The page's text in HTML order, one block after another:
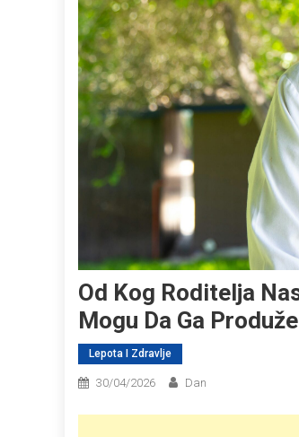
Od Kog Roditelja
Mogu Da Ga Produže
Lepota I Zdravlje
30/04/2026 Dan